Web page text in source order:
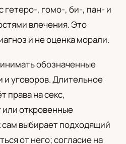
гетеро-, гомо-, би-, пан- и
влечения. Это
и не оценка морали.
обозначенные
и уговоров. Длительное
права на секс,
или откровенные
выбирает подходящий
от него; согласие на